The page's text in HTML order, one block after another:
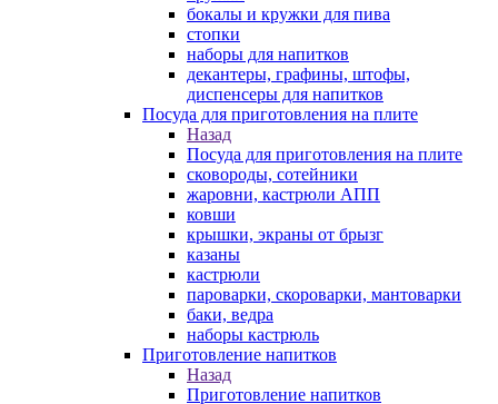
бокалы и кружки для пива
стопки
наборы для напитков
декантеры, графины, штофы,
диспенсеры для напитков
Посуда для приготовления на плите
Назад
Посуда для приготовления на плите
сковороды, сотейники
жаровни, кастрюли АПП
ковши
крышки, экраны от брызг
казаны
кастрюли
пароварки, скороварки, мантоварки
баки, ведра
наборы кастрюль
Приготовление напитков
Назад
Приготовление напитков